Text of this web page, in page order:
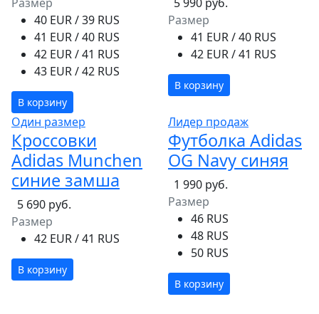
40 EUR / 39 RUS
41 EUR / 40 RUS
42 EUR / 41 RUS
43 EUR / 42 RUS
В корзину
Размер
41 EUR / 40 RUS
42 EUR / 41 RUS
В корзину
Один размер
Кроссовки
Adidas Munchen
синие замша
5 690 руб.
Размер
42 EUR / 41 RUS
В корзину
Лидер продаж
Футболка Adidas
OG Navy синяя
1 990 руб.
Размер
46 RUS
48 RUS
50 RUS
В корзину